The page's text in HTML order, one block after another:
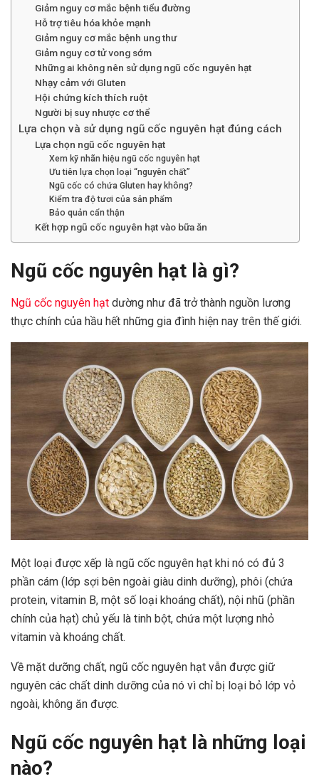
Giảm nguy cơ mắc bệnh tiểu đường
Hỗ trợ tiêu hóa khỏe mạnh
Giảm nguy cơ mắc bệnh ung thư
Giảm nguy cơ tử vong sớm
Những ai không nên sử dụng ngũ cốc nguyên hạt
Nhạy cảm với Gluten
Hội chứng kích thích ruột
Người bị suy nhược cơ thể
Lựa chọn và sử dụng ngũ cốc nguyên hạt đúng cách
Lựa chọn ngũ cốc nguyên hạt
Xem kỹ nhãn hiệu ngũ cốc nguyên hạt
Ưu tiên lựa chọn loại “nguyên chất”
Ngũ cốc có chứa Gluten hay không?
Kiểm tra độ tươi của sản phẩm
Bảo quản cẩn thận
Kết hợp ngũ cốc nguyên hạt vào bữa ăn
Ngũ cốc nguyên hạt là gì?
Ngũ cốc nguyên hạt dường như đã trở thành nguồn lương
thực chính của hầu hết những gia đình hiện nay trên thế giới.
Một loại được xếp là ngũ cốc nguyên hạt khi nó có đủ 3
phần cám (lớp sợi bên ngoài giàu dinh dưỡng), phôi (chứa
protein, vitamin B, một số loại khoáng chất), nội nhũ (phần
chính của hạt) chủ yếu là tinh bột, chứa một lượng nhỏ
vitamin và khoáng chất.
Về mặt dưỡng chất, ngũ cốc nguyên hạt vẫn được giữ
nguyên các chất dinh dưỡng của nó vì chỉ bị loại bỏ lớp vỏ
ngoài, không ăn được.
Ngũ cốc nguyên hạt là những loại
nào?